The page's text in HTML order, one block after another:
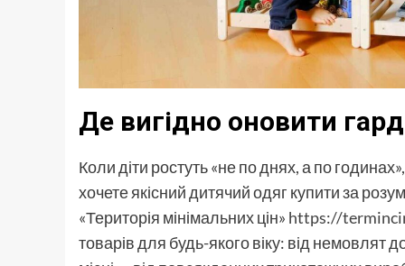
Де вигідно оновити
Коли діти ростуть «не по днях, а по
хочете якісний дитячий одяг купити за
«Територія мінімальних цін» https://
товарів для будь-якого віку: від немовлят